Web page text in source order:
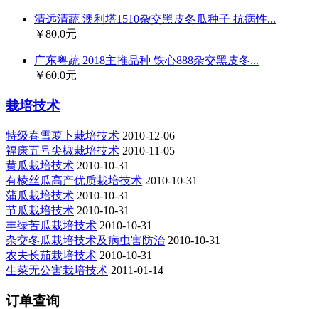
清远清蔬 澳利塔1510杂交黑皮冬瓜种子 抗病性...
￥80.0元
广东粤蔬 2018主推品种 铁心888杂交黑皮冬...
￥60.0元
栽培技术
特级春雪萝卜栽培技术 2010-12-06
福康五号尖椒栽培技术 2010-11-05
黄瓜栽培技术 2010-10-31
有棱丝瓜高产优质栽培技术 2010-10-31
蒲瓜栽培技术 2010-10-31
节瓜栽培技术 2010-10-31
丰绿苦瓜栽培技术 2010-10-31
杂交冬瓜栽培技术及病虫害防治 2010-10-31
农夫长茄栽培技术 2010-10-31
生菜无公害栽培技术 2011-01-14
订单查询